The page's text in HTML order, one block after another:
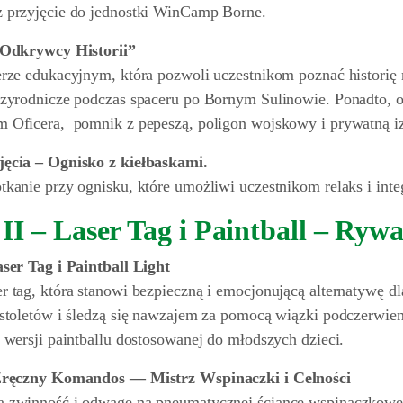
przyjęcie do jednostki WinCamp Borne.
Historii”
edukacyjnym, która pozwoli uczestnikom poznać
podczas spaceru po Bornym Sulinowie.
Oficera, pomnik z pepeszą, poligon wojskowy i prywatną
– Ognisko z kiełbaskami.
przy ognisku, które umożliwi uczestnikom relaks i
– Laser Tag i Paintball –
Tag i Paintball Light
tag, która stanowi bezpieczną i emocjonującą alternatywę
i śledzą się nawzajem za pomocą wiązki
paintballu dostosowanej do młodszych dzieci.
Komandos — Mistrz Wspinaczki i Celności